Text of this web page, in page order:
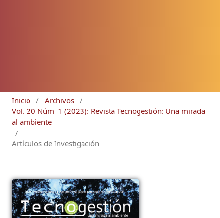
Inicio / Archivos /
Vol. 20 Núm. 1 (2023): Revista Tecnogestión: Una mirada
al ambiente
/
Artículos de Investigación